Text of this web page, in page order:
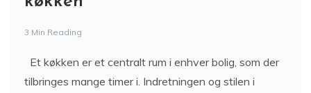
3 Min Reading
Et køkken er et centralt rum i enhver bolig, som der
tilbringes mange timer i. Indretningen og stilen i